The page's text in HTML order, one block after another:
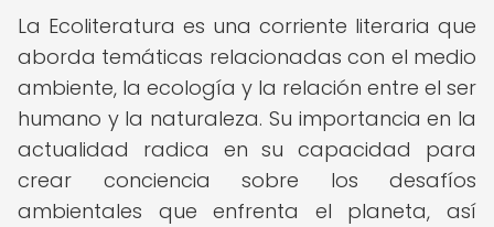
La Ecoliteratura es una corriente literaria que
aborda temáticas relacionadas con el medio
ambiente, la ecología y la relación entre el ser
humano y la naturaleza. Su importancia en la
actualidad radica en su capacidad para
crear conciencia sobre los desafíos
ambientales que enfrenta el planeta, así